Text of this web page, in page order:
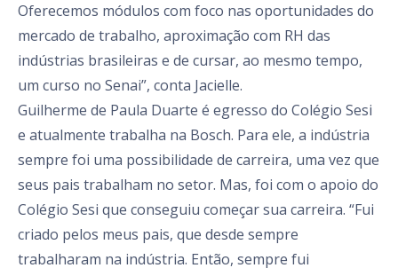
Oferecemos módulos com foco nas oportunidades do
mercado de trabalho, aproximação com RH das
indústrias brasileiras e de cursar, ao mesmo tempo,
um curso no Senai”, conta Jacielle.
Guilherme de Paula Duarte é egresso do Colégio Sesi
e atualmente trabalha na Bosch. Para ele, a indústria
sempre foi uma possibilidade de carreira, uma vez que
seus pais trabalham no setor. Mas, foi com o apoio do
Colégio Sesi que conseguiu começar sua carreira. “Fui
criado pelos meus pais, que desde sempre
trabalharam na indústria. Então, sempre fui